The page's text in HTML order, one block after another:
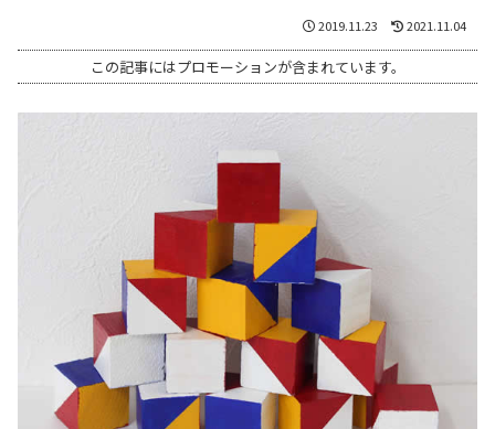
2019.11.23 2021.11.04
この記事にはプロモーションが含まれています。